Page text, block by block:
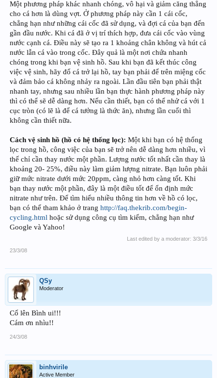
Một phương pháp khác nhanh chóng, vô hại và giảm căng thẳng
cho cá hơn là dùng vợt. Ở phương pháp này cần 1 cái cốc,
chẳng hạn như những cái cốc đã sử dụng, và đợi cá của bạn đến
gần đầu nước. Khi cá đã ở vị trí thích hợp, đưa cái cốc vào vùng
nước cạnh cá. Điều này sẽ tạo ra 1 khoảng chân không và hút cả
nước lẫn cá vào trong cốc. Đây quả là một nơi chứa nhanh
chóng trong khi bạn vệ sinh hồ. Sau khi bạn đã kết thúc công
việc vệ sinh, hãy đổ cá trở lại hồ, tay bạn phải để trên miệng cốc
và đảm bảo cá không nhảy ra ngoài. Lần đầu tiên bạn phải thật
nhanh tay, nhưng sau nhiều lần bạn thực hành phương pháp này
thì có thể sẽ dễ dàng hơn. Nếu cần thiết, bạn có thể nhử cá với 1
cục tròn (có lẽ là để cá tưởng là thức ăn), nhưng lần cuối thì
không cần thiết nữa.
Cách vệ sinh hồ (hồ có hệ thống lọc): Một khi bạn có hệ thống
lọc trong hồ, công việc của bạn sẽ trở nên dễ dàng hơn nhiều, vì
thế chỉ cần thay nước một phần. Lượng nước tốt nhất cần thay là
khoảng 20- 25%, điều này làm giảm lượng nitrate. Bạn luôn phải
giữ mức nitrate dưới mức 20ppm, càng nhỏ hơn càng tốt. Khi
bạn thay nước một phần, đây là một điều tốt để ổn định mức
nitrate như trên. Để tìm hiểu nhiều thông tin hơn về hồ có lọc,
bạn có thể tham khảo ở trang http://faq.thekrib.com/begin-
cycling.html hoặc sử dụng công cụ tìm kiếm, chẳng hạn như
Google và Yahoo!
Last edited by a moderator: 3/3/16
23/3/08
QSy
Moderator
Cố lên Bình ui!!!
Cám ơn nhìu!!
24/3/08
binhvirile
Active Member